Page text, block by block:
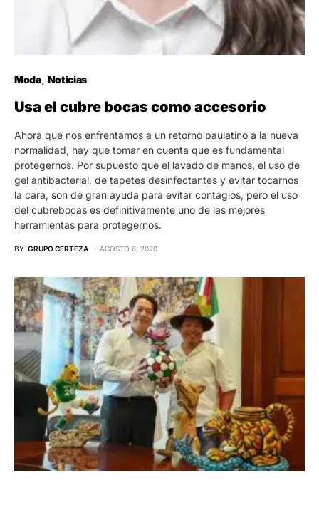
Moda Noticias
Usa el cubre bocas como accesorio
Ahora que nos enfrentamos a un retorno paulatino a la nueva
normalidad, hay que tomar en cuenta que es fundamental
protegernos. Por supuesto que el lavado de manos, el uso de
gel antibacterial, de tapetes desinfectantes y evitar tocarnos
la cara, son de gran ayuda para evitar contagios, pero el uso
del cubrebocas es definitivamente uno de las mejores
herramientas para protegernos.
BY GRUPO CERTEZA AGOSTO 6, 2020